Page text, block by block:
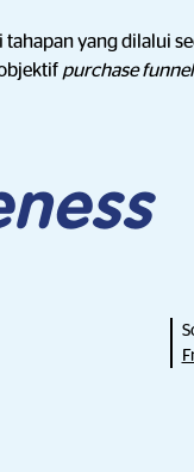
tahapan yang dilalui
purchase